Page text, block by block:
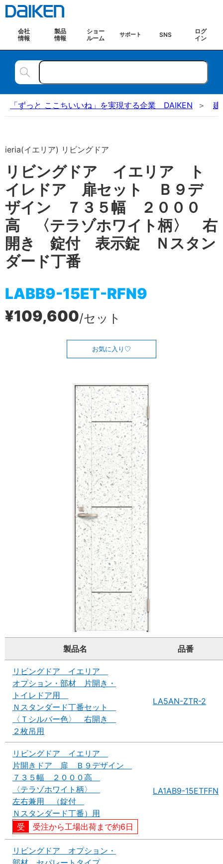
会社
情報
製品
情報
ショー
ルーム
サポート SNS
ログ
イン
「ずっと ここちいいね」を実現する企業 DAIKEN 建
ieria(イエリア) リビングドア
リビングドア イエリア ト
イレドア 扉セット Ｂ９デ
ザイン ７３５幅 ２０００
高 〈テラゾホワイト柄〉 右
開き 錠付 表示錠 Ｎスタン
ダード丁番
LABB9-15ET-RFN9
¥109,600/セット
お気に入り
製品名 品番
リビングドア イエリア
オプション・部材 片開き・
トイレドア用
Ｎスタンダード丁番セット
〈Ｔシルバー色〉 右開き
２枚吊用
LA5AN-ZTR-2
リビングドア イエリア
片開きドア 扉 Ｂ９デザイン
７３５幅 ２０００高
〈テラゾホワイト柄〉
左右兼用 （錠付
Ｎスタンダード丁番）用
受注から工場出荷まで約6日
LA1AB9-15ETFFN
リビングドア オプション・